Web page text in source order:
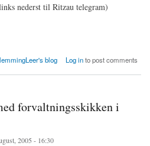
nederst til Ritzau telegram)
blog Log into post comments
forvaltningsskikken i
2005 - 16:30